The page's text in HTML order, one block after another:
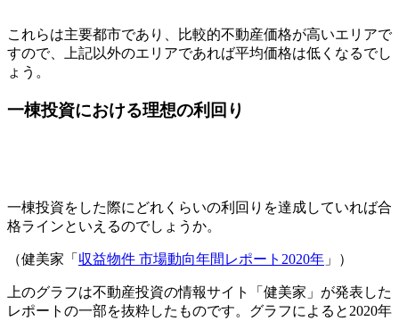
これらは主要都市であり、比較的不動産価格が高いエリアで
すので、上記以外のエリアであれば平均価格は低くなるでし
ょう。
一棟投資における理想の利回り
一棟投資をした際にどれくらいの利回りを達成していれば合
格ラインといえるのでしょうか。
（健美家「 収益物件 市場動向年間レポート2020年 」）
上のグラフは不動産投資の情報サイト「健美家」が発表した
レポートの一部を抜粋したものです。グラフによると2020年